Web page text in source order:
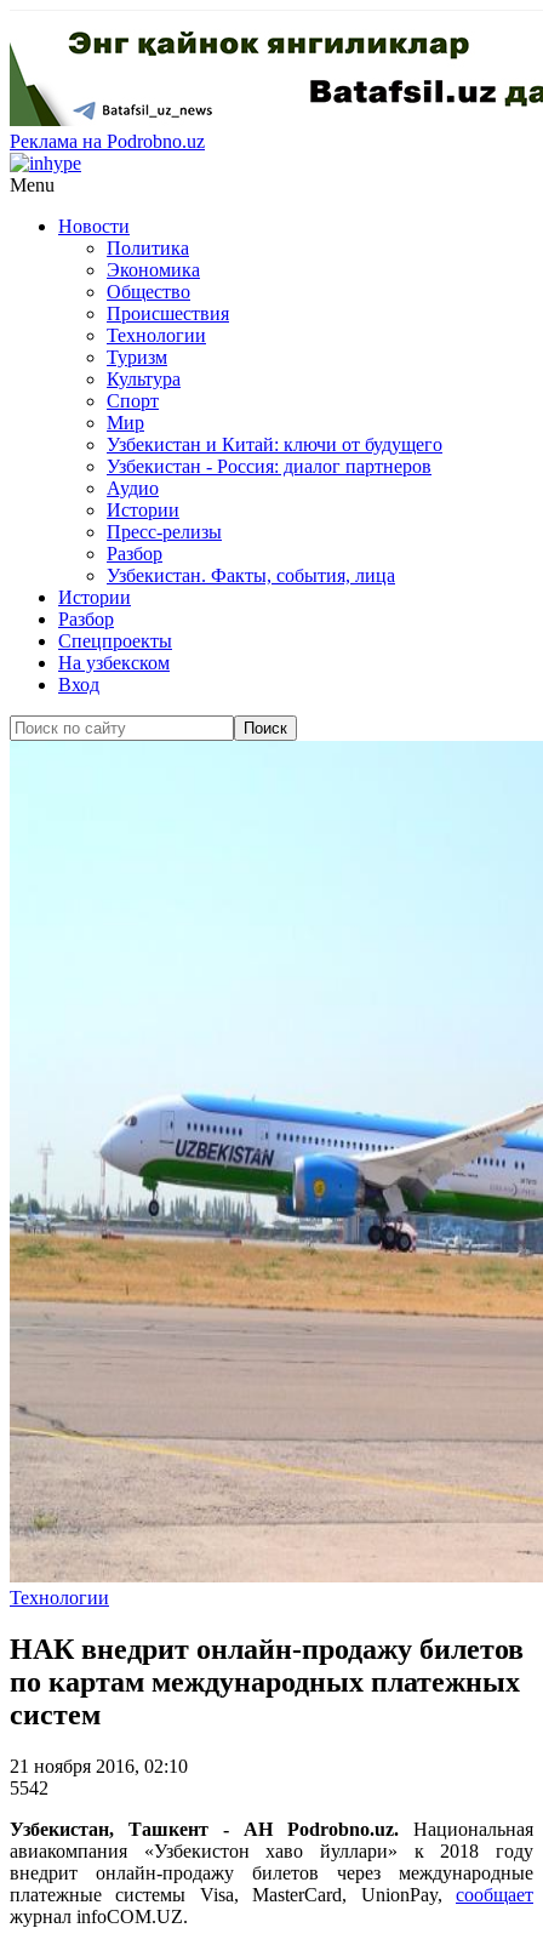
Реклама на Podrobno.uz
Menu
Новости
Политика
Экономика
Общество
Происшествия
Технологии
Туризм
Культура
Спорт
Мир
Узбекистан и Китай: ключи от будущего
Узбекистан - Россия: диалог партнеров
Аудио
Истории
Пресс-релизы
Разбор
Узбекистан. Факты, события, лица
Истории
Разбор
Спецпроекты
На узбекском
Вход
Технологии
НАК внедрит онлайн-продажу билетов
по картам международных платежных
систем
21 ноября 2016, 02:10
5542
Узбекистан, Ташкент - АН Podrobno.uz. Национальная
авиакомпания «Узбекистон хаво йуллари» к 2018 году
внедрит онлайн-продажу билетов через международные
платежные системы Visa, MasterCard, UnionPay, сообщает
журнал infoCOM.UZ.